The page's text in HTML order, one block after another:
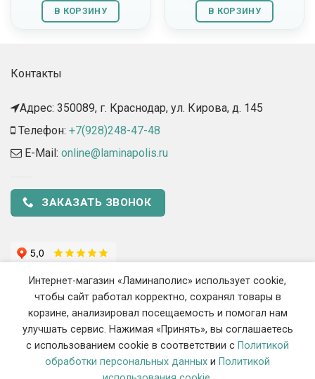
В КОРЗИНУ В КОРЗИНУ
Контакты
Адрес: 350089, г. Краснодар, ул. Кирова, д. 145​
Телефон: +7(928)248-47-48
E-Mail: online@laminapolis.ru
ЗАКАЗАТЬ ЗВОНОК
покрытий
Интернет-магазин «Ламинаполис» использует cookie,
чтобы сайт работал корректно, сохранял товары в
корзине, анализировал посещаемость и помогал нам
улучшать сервис. Нажимая «Принять», вы соглашаетесь
с использованием cookie в соответствии с Политикой
обработки персональных данных и Политикой